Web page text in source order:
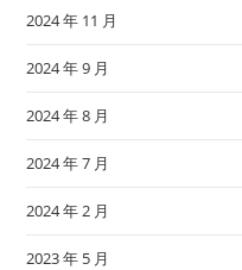
2024 年 11 月
2024 年 9 月
2024 年 8 月
2024 年 7 月
2024 年 2 月
2023 年 5 月